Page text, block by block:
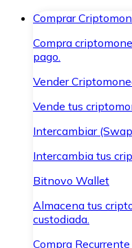
Comprar
Compra
pago.
Vender
Vende tus
Intercambiar
Intercambia tus
Bitnovo Wallet
Almacena tus
custodiada.
Compra Recurrente